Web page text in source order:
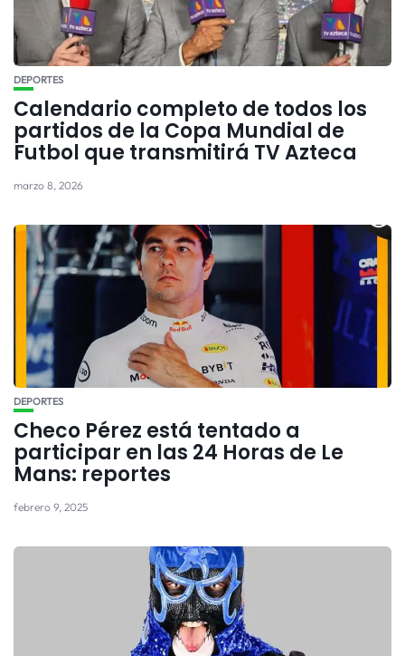
DEPORTES
Calendario completo de todos los
partidos de la Copa Mundial de
Futbol que transmitirá TV Azteca
marzo 8, 2026
DEPORTES
Checo Pérez está tentado a
participar en las 24 Horas de Le
Mans: reportes
febrero 9, 2025